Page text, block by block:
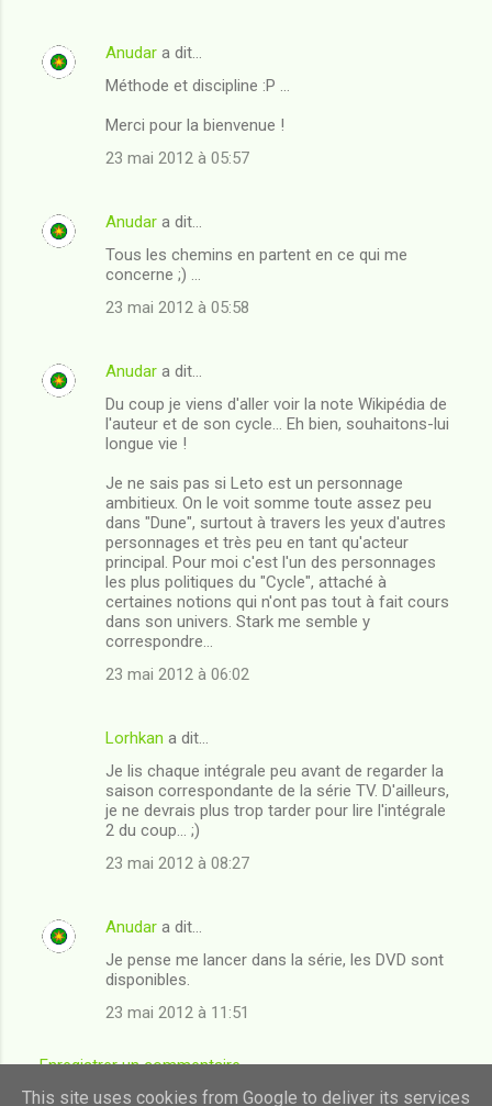
Anudar a dit…
Méthode et discipline :P ...
Merci pour la bienvenue !
23 mai 2012 à 05:57
Anudar a dit…
Tous les chemins en partent en ce qui me
concerne ;) ...
23 mai 2012 à 05:58
Anudar a dit…
Du coup je viens d'aller voir la note Wikipédia de
l'auteur et de son cycle... Eh bien, souhaitons-lui
longue vie !
Je ne sais pas si Leto est un personnage
ambitieux. On le voit somme toute assez peu
dans "Dune", surtout à travers les yeux d'autres
personnages et très peu en tant qu'acteur
principal. Pour moi c'est l'un des personnages
les plus politiques du "Cycle", attaché à
certaines notions qui n'ont pas tout à fait cours
dans son univers. Stark me semble y
correspondre...
23 mai 2012 à 06:02
Lorhkan a dit…
Je lis chaque intégrale peu avant de regarder la
saison correspondante de la série TV. D'ailleurs,
je ne devrais plus trop tarder pour lire l'intégrale
2 du coup... ;)
23 mai 2012 à 08:27
Anudar a dit…
Je pense me lancer dans la série, les DVD sont
disponibles.
23 mai 2012 à 11:51
Enregistrer un commentaire
This site uses cookies from Google to deliver its services